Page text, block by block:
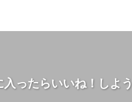
ったらいいね！しよう